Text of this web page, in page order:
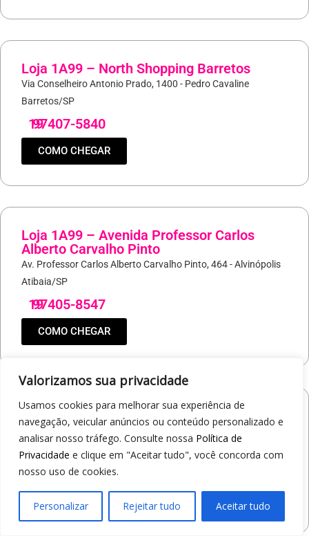
Valorizamos sua privacidade
Usamos cookies para melhorar sua experiência de
navegação, veicular anúncios ou conteúdo personalizado e
analisar nosso tráfego. Consulte nossa Política de
Privacidade e clique em "Aceitar tudo", você concorda com
nosso uso de cookies.
Personalizar Rejeitar tudo Aceitar tudo
Loja 1A99 – North Shopping Barretos
Via Conselheiro Antonio Prado, 1400 - Pedro Cavaline
Barretos/SP
19
97407-5840
COMO CHEGAR
Loja 1A99 – Avenida Professor Carlos
Alberto Carvalho Pinto
Av. Professor Carlos Alberto Carvalho Pinto, 464 - Alvinópolis
Atibaia/SP
19
97405-8547
COMO CHEGAR
Loja 1A99 – Shopping Praça Nova
Av. Carlos Pereira da Silva, 6000 - Jardim Guanabara
19
97414-5412